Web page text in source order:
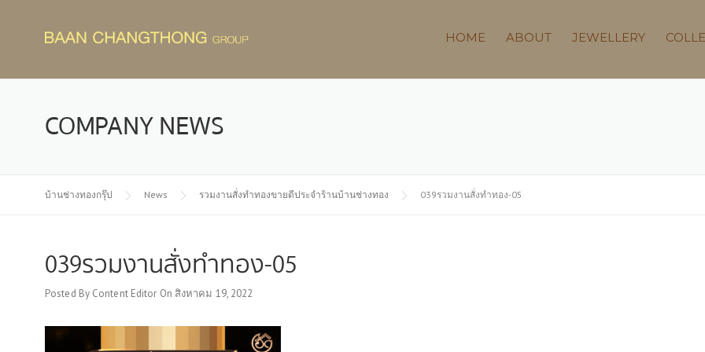
HOME ABOUT JEWELLERY
COMPANY NEWS
บ้านช่างทองกรุ๊ป News รวมงานสั่งทำทองขายดีประจำร้านบ้านช่างทอง 039รวมงานสั่งทำทอง-05
039รวมงานสั่งทำทอง-05
Posted By Content Editor On สิงหาคม 19, 2022